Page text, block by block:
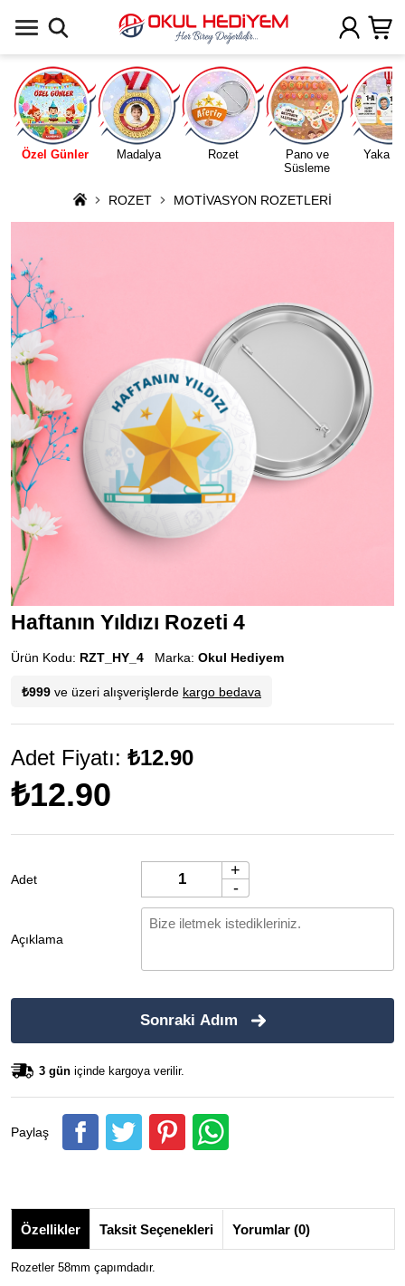
Özel Günler Madalya Rozet
Pano ve
Süsleme
Yaka
ROZET MOTİVASYON ROZETLERİ
Haftanın Yıldızı Rozeti 4
Ürün Kodu: RZT_HY_4 Marka: Okul Hediyem
₺999 ve üzeri alışverişlerde kargo bedava
Adet Fiyatı: ₺12.90
₺12.90
Adet
+
-
Açıklama
Sonraki Adım
3 gün içinde kargoya verilir.
Paylaş
Özellikler Taksit Seçenekleri Yorumlar (0)
Rozetler 58mm çapımdadır.
Uygulamada Aç